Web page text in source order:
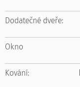
Dodatečné dveře:
Okno
Kování: